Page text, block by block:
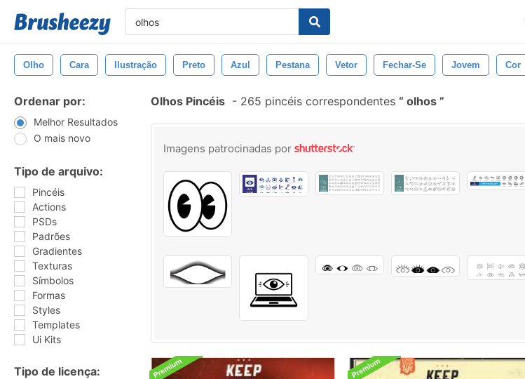
Olho Cara Ilustração Preto Azul Pestana Vetor Fechar-Se Jovem Cor
Ordenar por:
Melhor Resultados
O mais novo
Tipo de arquivo:
Pincéis
Actions
PSDs
Padrões
Gradientes
Texturas
Símbolos
Formas
Styles
Templates
Ui Kits
Tipo de licença:
Olhos Pincéis - 265 pincéis correspondentes olhos
Imagens patrocinadas por